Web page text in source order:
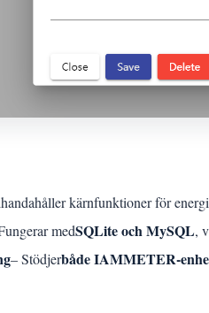
kärnfunktioner för
medSQLite och MySQL,
– Stödjerbåde IAMMETER-